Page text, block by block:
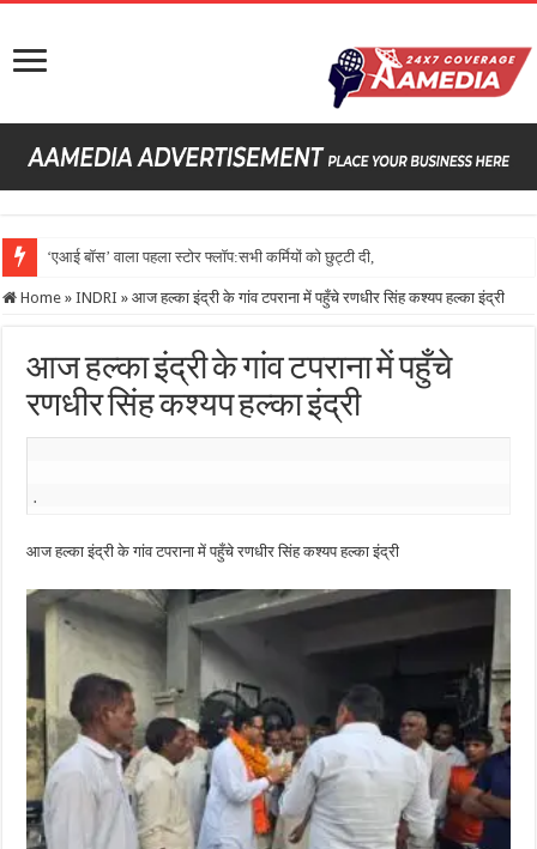
‘एआई बॉस’ वाला पहला स्टोर फ्लॉप:सभी कर्मियों को छुट्टी दी, देरी पर कहता- तनाव
Home » INDRI » आज हल्का इंद्री के गांव टपराना में पहुँचे रणधीर सिंह कश्यप हल्का इंद्री
आज हल्का इंद्री के गांव टपराना में पहुँचे
रणधीर सिंह कश्यप हल्का इंद्री
.
आज हल्का इंद्री के गांव टपराना में पहुँचे रणधीर सिंह कश्यप हल्का इंद्री